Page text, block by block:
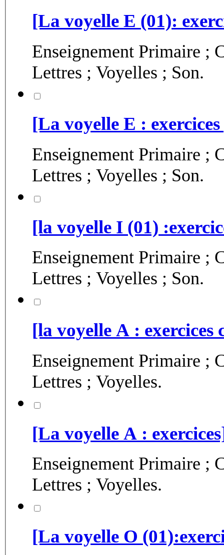
[La voyelle E (01):
Enseignement Primaire ;
Lettres ; Voyelles ; Son.
[La voyelle E :
Enseignement Primaire ;
Lettres ; Voyelles ; Son.
[la voyelle I (01)
Enseignement Primaire ;
Lettres ; Voyelles ; Son.
[la voyelle A : exercices
Enseignement Primaire ;
Lettres ; Voyelles.
[La voyelle A :
Enseignement Primaire ;
Lettres ; Voyelles.
[La voyelle O